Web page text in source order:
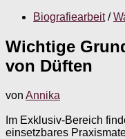
Biografiearbeit /
Wichtige
von Düften
von Annika
Im Exklusiv-Bereich
einsetzbares